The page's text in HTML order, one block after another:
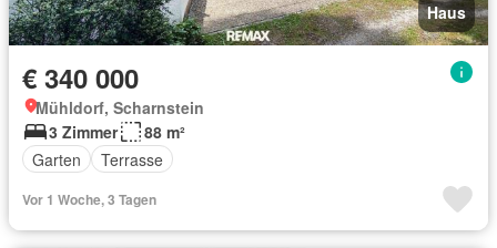
Haus
€ 340 000
Mühldorf, Scharnstein
3 Zimmer
88 m²
Garten
Terrasse
Vor 1 Woche, 3 Tagen